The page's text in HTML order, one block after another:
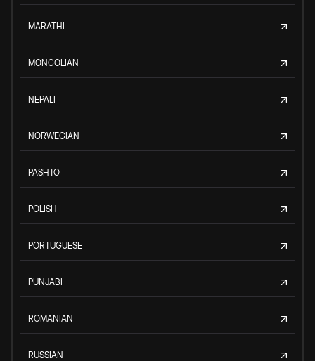
MARATHI
MONGOLIAN
NEPALI
NORWEGIAN
PASHTO
POLISH
PORTUGUESE
PUNJABI
ROMANIAN
RUSSIAN